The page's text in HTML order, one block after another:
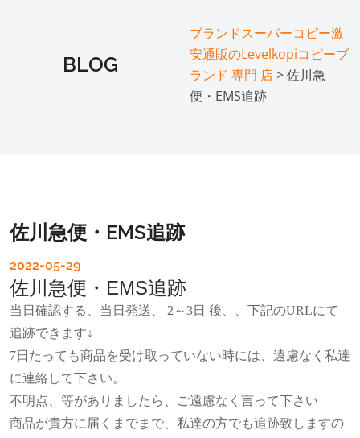
BLOG
ブランドスーパーコピー激
安通販のLevelkopiコピーブ
ランド 専門 店> 佐川急
便・EMS追跡
佐川急便・EMS追跡
2022-05-29
佐川急便・EMS追跡
当日確認する、当日発送、 2～3日 後、、下記のURLにて
追跡できます↓
7日たっても商品を受け取っていない時には、遠慮なく私達
に連絡して下さい。
不明点、等がありましたら、ご遠慮なく言って下さい
商品が貴方に届くまでまで、私達の方でも追跡致しますの